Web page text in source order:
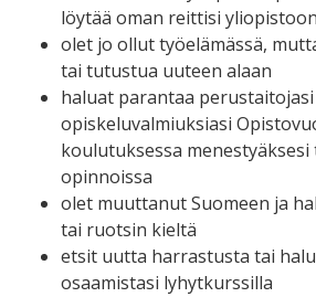
löytää oman reittisi yliopistoon
olet jo ollut työelämässä,
tai tutustua uuteen alaan
haluat parantaa perustaitojasi
opiskeluvalmiuksiasi
koulutuksessa menestyäksesi
opinnoissa
olet muuttanut Suomeen ja
tai ruotsin kieltä
etsit uutta harrastusta tai
osaamistasi lyhytkurssilla